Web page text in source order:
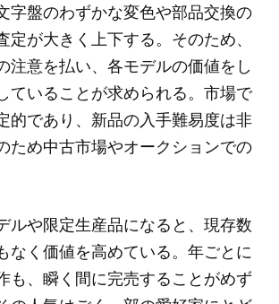
字盤のわずかな変色や部品交換の
定が大きく上下する。そのため、
注意を払い、各モデルの価値をし
ていることが求められる。市場で
的であり、新品の入手難易度は非
ため中古市場やオークションでの
ルや限定生産品になると、現存数
なく価値を高めている。年ごとに
も、瞬く間に完売することがめず